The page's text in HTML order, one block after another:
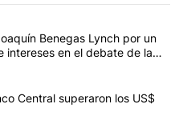
con más comentarios en los
"Di Tullio impugnó a
Benegas Lynch por un
intereses en el debate de la
"Las reservas del Banco
Central superaron los US$